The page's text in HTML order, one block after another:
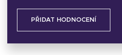
PŘIDAT HODNOCENÍ